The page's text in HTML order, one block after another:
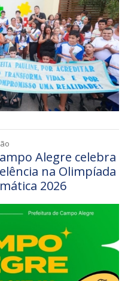
Alegre celebra
na Olimpíada
2026